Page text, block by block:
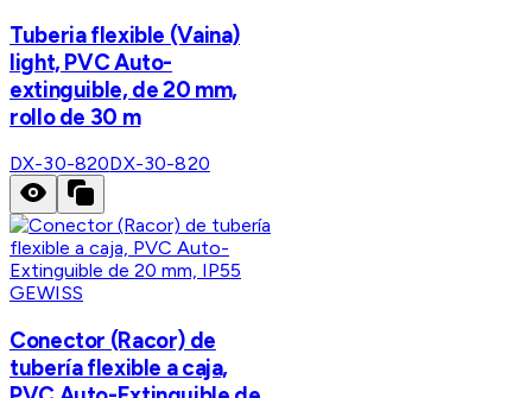
Tuberia flexible (Vaina)
light, PVC Auto-
extinguible, de 20 mm,
rollo de 30 m
DX-30-820DX-30-820
GEWISS
Conector (Racor) de
tubería flexible a caja,